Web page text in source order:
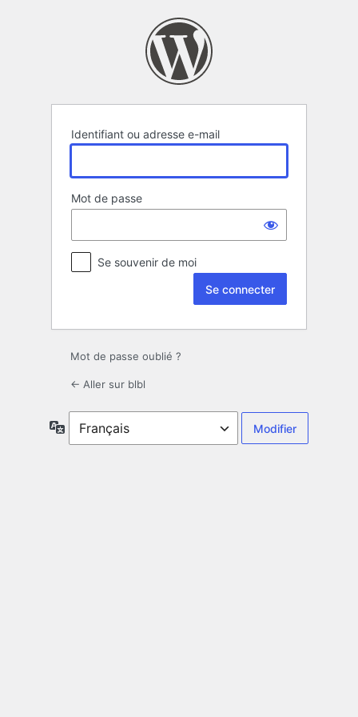
Identifiant ou adresse e-mail
Mot de passe
Se souvenir de moi
Mot de passe oublié ?
← Aller sur blbl
Langue